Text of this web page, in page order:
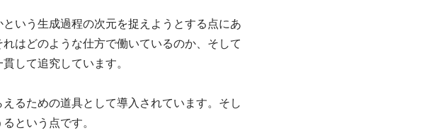
いう生成過程の次元を捉えようとする点にあ
はどのような仕方で働いているのか、そして
して追究しています。
るための道具として導入されています。そし
という点です。